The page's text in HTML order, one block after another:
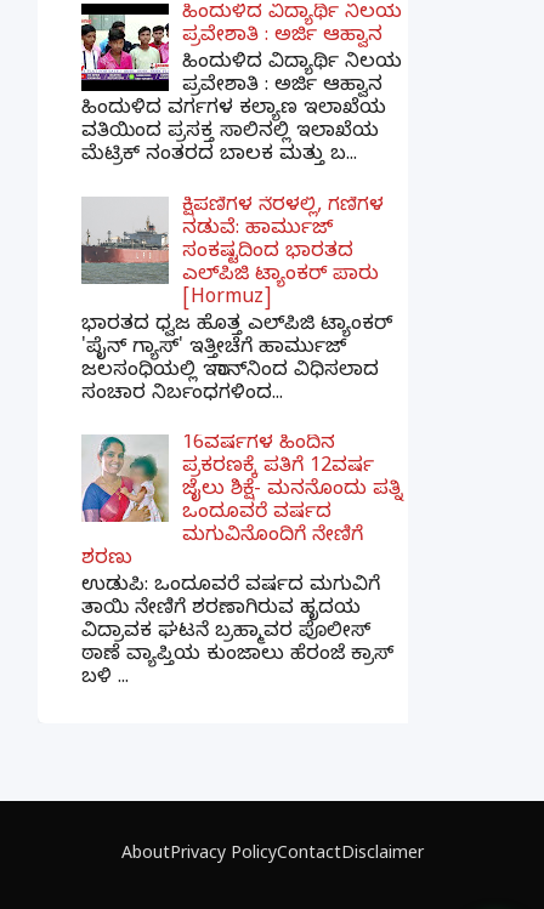
ಹಿಂದುಳಿದ ವಿದ್ಯಾರ್ಥಿ ನಿಲಯ
ಪ್ರವೇಶಾತಿ : ಅರ್ಜಿ ಆಹ್ವಾನ
ಹಿಂದುಳಿದ ವಿದ್ಯಾರ್ಥಿ ನಿಲಯ
ಪ್ರವೇಶಾತಿ : ಅರ್ಜಿ ಆಹ್ವಾನ
ಹಿಂದುಳಿದ ವರ್ಗಗಳ ಕಲ್ಯಾಣ ಇಲಾಖೆಯ
ವತಿಯಿಂದ ಪ್ರಸಕ್ತ ಸಾಲಿನಲ್ಲಿ ಇಲಾಖೆಯ
ಮೆಟ್ರಿಕ್ ನಂತರದ ಬಾಲಕ ಮತ್ತು ಬ...
ಕ್ಷಿಪಣಿಗಳ ನೆರಳಲ್ಲಿ, ಗಣಿಗಳ
ನಡುವೆ: ಹಾರ್ಮುಜ್
ಸಂಕಷ್ಟದಿಂದ ಭಾರತದ
ಎಲ್‌ಪಿಜಿ ಟ್ಯಾಂಕರ್ ಪಾರು
[Hormuz]
ಭಾರತದ ಧ್ವಜ ಹೊತ್ತ ಎಲ್‌ಪಿಜಿ ಟ್ಯಾಂಕರ್
'ಪೈನ್ ಗ್ಯಾಸ್' ಇತ್ತೀಚೆಗೆ ಹಾರ್ಮುಜ್
ಜಲಸಂಧಿಯಲ್ಲಿ ಇರಾನ್‌ನಿಂದ ವಿಧಿಸಲಾದ
ಸಂಚಾರ ನಿರ್ಬಂಧಗಳಿಂದ...
16ವರ್ಷಗಳ ಹಿಂದಿನ
ಪ್ರಕರಣಕ್ಕೆ ಪತಿಗೆ 12ವರ್ಷ
ಜೈಲು ಶಿಕ್ಷೆ- ಮನನೊಂದು ಪತ್ನಿ
ಒಂದೂವರೆ ವರ್ಷದ
ಮಗುವಿನೊಂದಿಗೆ ನೇಣಿಗೆ
ಶರಣು
ಉಡುಪಿ: ಒಂದೂವರೆ ವರ್ಷದ ಮಗುವಿಗೆ
ತಾಯಿ ನೇಣಿಗೆ ಶರಣಾಗಿರುವ ಹೃದಯ
ವಿದ್ರಾವಕ ಘಟನೆ ಬ್ರಹ್ಮಾವರ ಪೊಲೀಸ್
ಠಾಣೆ ವ್ಯಾಪ್ತಿಯ ಕುಂಜಾಲು ಹೆರಂಜೆ ಕ್ರಾಸ್
ಬಳಿ ...
AboutPrivacy PolicyContactDisclaimer
×
📢 ನಮ್ಮ WhatsApp ಗ್ರೂಪ್‌ಗೆ ಸೇರಿ — ತಕ್ಷಣದ